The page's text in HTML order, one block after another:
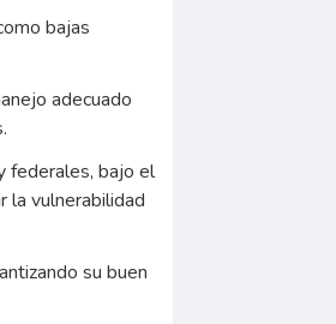
bajas
adecuado
federales, bajo el
la vulnerabilidad
su buen